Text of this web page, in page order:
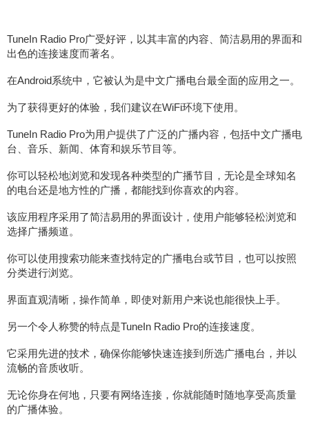
TuneIn Radio Pro广受好评，以其丰富的内容、简洁易用的界面和
出色的连接速度而著名。
在Android系统中，它被认为是中文广播电台最全面的应用之一。
为了获得更好的体验，我们建议在WiFi环境下使用。
TuneIn Radio Pro为用户提供了广泛的广播内容，包括中文广播电
台、音乐、新闻、体育和娱乐节目等。
你可以轻松地浏览和发现各种类型的广播节目，无论是全球知名
的电台还是地方性的广播，都能找到你喜欢的内容。
该应用程序采用了简洁易用的界面设计，使用户能够轻松浏览和
选择广播频道。
你可以使用搜索功能来查找特定的广播电台或节目，也可以按照
分类进行浏览。
界面直观清晰，操作简单，即使对新用户来说也能很快上手。
另一个令人称赞的特点是TuneIn Radio Pro的连接速度。
它采用先进的技术，确保你能够快速连接到所选广播电台，并以
流畅的音质收听。
无论你身在何地，只要有网络连接，你就能随时随地享受高质量
的广播体验。